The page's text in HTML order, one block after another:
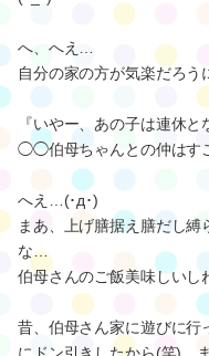
それに合わせられればって
いつもだったら泊まりで来
そして夫と息子と３人で。
息子(いとこ)は、確か42～3
『珍しいね』と返したら
『仕事が在宅に切り替わ
(ﾟ_ﾟ)
へ、へえ…
自分の家の方が気楽だろう